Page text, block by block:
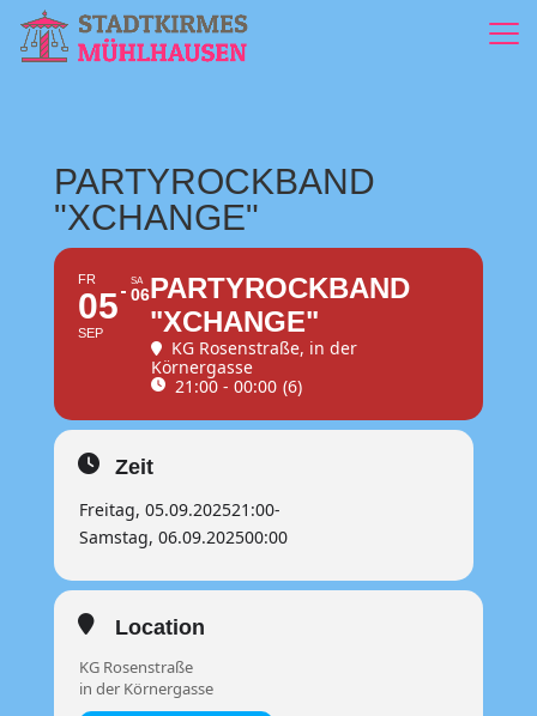
PARTYROCKBAND
"XCHANGE"
FR
05
SEP
SA
06PARTYROCKBAND
"XCHANGE"
KG Rosenstraße, in der
Körnergasse
21:00 - 00:00 (6)
Zeit
Freitag, 05.09.202521:00-
Samstag, 06.09.202500:00
Location
KG Rosenstraße
in der Körnergasse